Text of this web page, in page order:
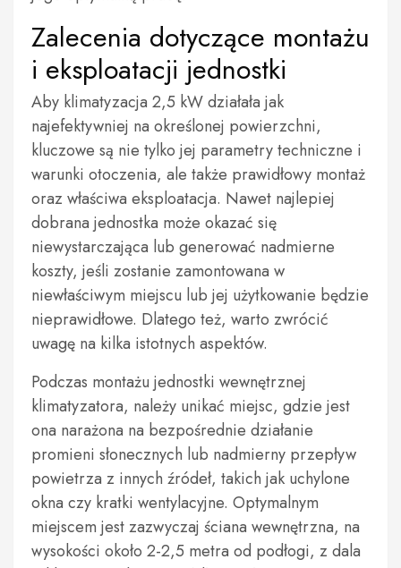
Zalecenia dotyczące montażu
i eksploatacji jednostki
Aby klimatyzacja 2,5 kW działała jak
najefektywniej na określonej powierzchni,
kluczowe są nie tylko jej parametry techniczne i
warunki otoczenia, ale także prawidłowy montaż
oraz właściwa eksploatacja. Nawet najlepiej
dobrana jednostka może okazać się
niewystarczająca lub generować nadmierne
koszty, jeśli zostanie zamontowana w
niewłaściwym miejscu lub jej użytkowanie będzie
nieprawidłowe. Dlatego też, warto zwrócić
uwagę na kilka istotnych aspektów.
Podczas montażu jednostki wewnętrznej
klimatyzatora, należy unikać miejsc, gdzie jest
ona narażona na bezpośrednie działanie
promieni słonecznych lub nadmierny przepływ
powietrza z innych źródeł, takich jak uchylone
okna czy kratki wentylacyjne. Optymalnym
miejscem jest zazwyczaj ściana wewnętrzna, na
wysokości około 2-2,5 metra od podłogi, z dala